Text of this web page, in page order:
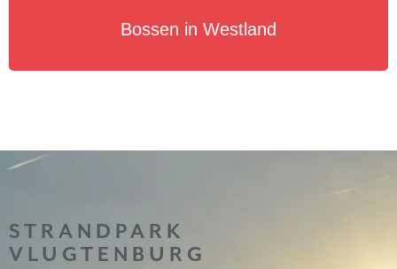
Bossen in Westland
STRANDPARK
VLUGTENBURG